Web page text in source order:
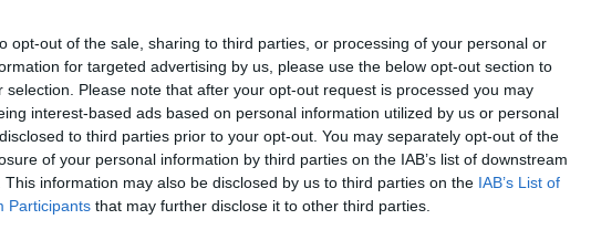
opt-out of the sale, sharing to third parties, or processing of your personal or
for targeted advertising by us, please use the below opt-out section to
selection. Please note that after your opt-out request is processed you may
interest-based ads based on personal information utilized by us or personal
to third parties prior to your opt-out. You may separately opt-out of the
of your personal information by third parties on the IAB’s list of downstream
This information may also be disclosed by us to third parties on the IAB’s List of
Participants that may further disclose it to other third parties.
em 2024, 164 inquéritos relativos a crimes de
apreendido cinco armas de fogo a suspeitos.
ligeiro aumento” de denúncias deste tipo de
denúncias do crime de violência doméstica por